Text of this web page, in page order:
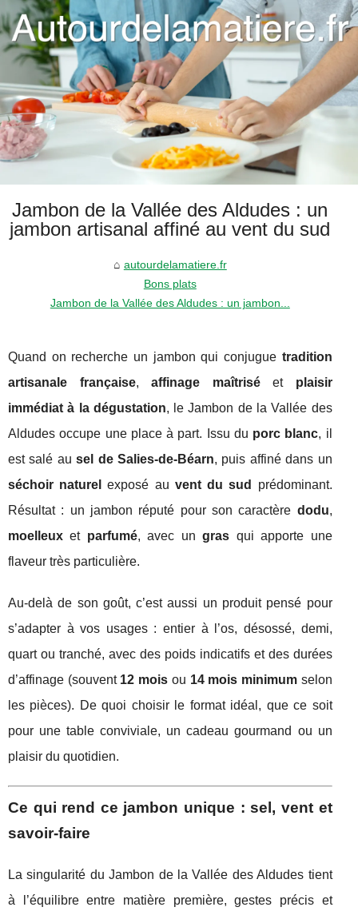
Jambon de la Vallée des Aldudes : un
jambon artisanal affiné au vent du sud
autourdelamatiere.fr
Bons plats
Jambon de la Vallée des Aldudes : un jambon...
Quand on recherche un jambon qui conjugue tradition
artisanale française,affinage maîtriséet plaisir
immédiat à la dégustation, le Jambon de la Vallée des
Aldudes occupe une place à part. Issu du porc blanc, il
est salé ausel de Salies-de-Béarn, puis affiné dans un
séchoir naturel
exposé au vent du sud
prédominant.
Résultat : un jambon réputé pour son caractère dodu,
moelleux et parfumé, avec ungras qui apporte une
flaveur très particulière.
Au-delà de son goût, c’est aussi un produit pensé pour
s’adapter à vos usages : entier à l’os, désossé, demi,
quart ou tranché, avec des poids indicatifs et des durées
d’affinage (souvent 12 mois ou 14 mois minimumselon
les pièces). De quoi choisir le format idéal, que ce soit
pour une table conviviale, un cadeau gourmand ou un
plaisir du quotidien.
Ce qui rend ce jambon unique : sel, vent et
savoir-faire
La singularité du Jambon de la Vallée des Aldudes tient
à l’équilibre entre matière première, gestes précis et